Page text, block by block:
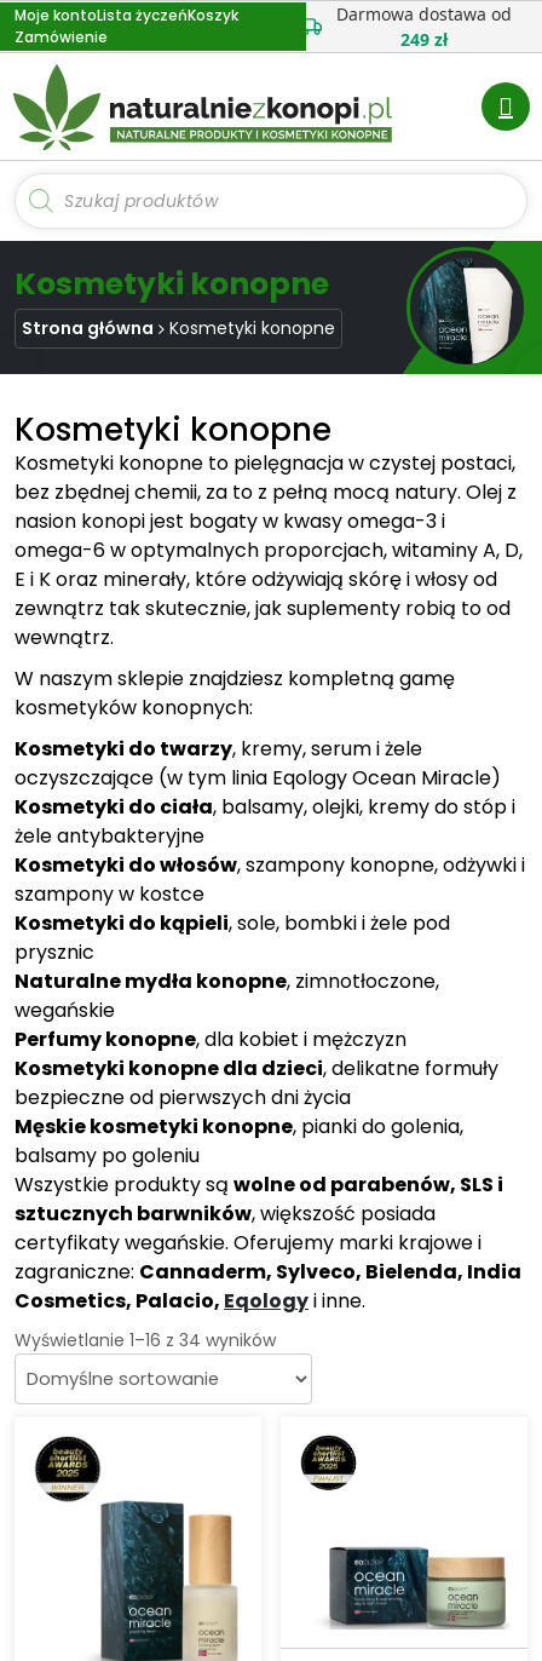
Przejdź
do
treści
Moje kontoLista życzeńKoszyk
Zamówienie
Darmowa dostawa od
249 zł
Wyszukiwarka
produktów
Kosmetyki konopne
Strona główna Kosmetyki konopne
Kosmetyki konopne
Kosmetyki konopne to pielęgnacja w czystej postaci,
bez zbędnej chemii, za to z pełną mocą natury. Olej z
nasion konopi jest bogaty w kwasy omega-3 i
omega-6 w optymalnych proporcjach, witaminy A, D,
E i K oraz minerały, które odżywiają skórę i włosy od
zewnątrz tak skutecznie, jak suplementy robią to od
wewnątrz.
W naszym sklepie znajdziesz kompletną gamę
kosmetyków konopnych:
Kosmetyki do twarzy, kremy, serum i żele
oczyszczające (w tym linia Eqology Ocean Miracle)
Kosmetyki do ciała, balsamy, olejki, kremy do stóp i
żele antybakteryjne
Kosmetyki do włosów, szampony konopne, odżywki i
szampony w kostce
Kosmetyki do kąpieli, sole, bombki i żele pod
prysznic
Naturalne mydła konopne, zimnotłoczone,
wegańskie
Perfumy konopne, dla kobiet i mężczyzn
Kosmetyki konopne dla dzieci, delikatne formuły
bezpieczne od pierwszych dni życia
Męskie kosmetyki konopne, pianki do golenia,
balsamy po goleniu
Wszystkie produkty są wolne od parabenów, SLS i
sztucznych barwników, większość posiada
certyfikaty wegańskie. Oferujemy marki krajowe i
zagraniczne: Cannaderm, Sylveco, Bielenda, India
Cosmetics, Palacio, Eqologyi inne.
Wyświetlanie 1–16 z 34 wyników